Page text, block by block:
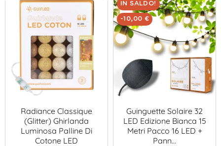
Radiance Classique
(glitter) Ghirlanda
Luminosa Palline Di
Cotone LED
IN SALDO!
-10,00 €
Guinguette Solaire 32
LED Edizione Bianca 15
Metri Pacco 16 LED +
Pann…